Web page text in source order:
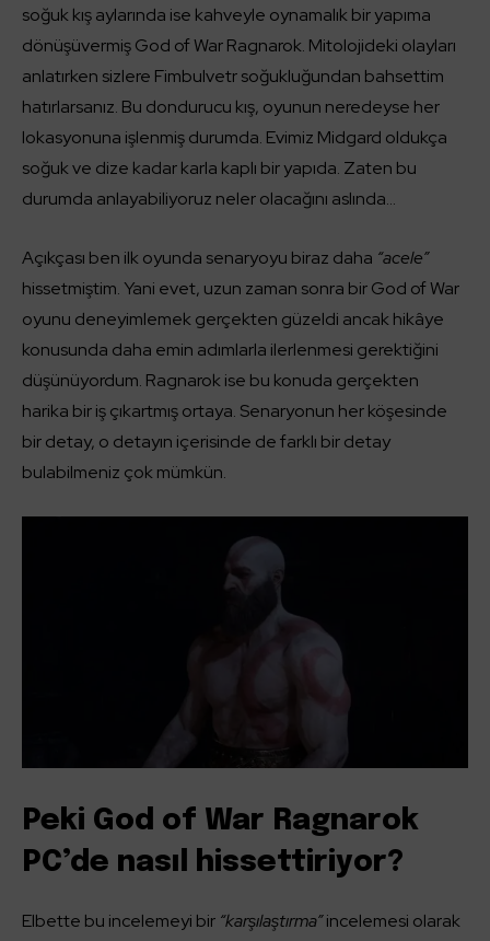
soğuk kış aylarında ise kahveyle oynamalık bir yapıma
dönüşüvermiş God of War Ragnarok. Mitolojideki olayları
anlatırken sizlere Fimbulvetr soğukluğundan bahsettim
hatırlarsanız. Bu dondurucu kış, oyunun neredeyse her
lokasyonuna işlenmiş durumda. Evimiz Midgard oldukça
soğuk ve dize kadar karla kaplı bir yapıda. Zaten bu
durumda anlayabiliyoruz neler olacağını aslında…
Açıkçası ben ilk oyunda senaryoyu biraz daha “acele”
hissetmiştim. Yani evet, uzun zaman sonra bir God of War
oyunu deneyimlemek gerçekten güzeldi ancak hikâye
konusunda daha emin adımlarla ilerlenmesi gerektiğini
düşünüyordum. Ragnarok ise bu konuda gerçekten
harika bir iş çıkartmış ortaya. Senaryonun her köşesinde
bir detay, o detayın içerisinde de farklı bir detay
bulabilmeniz çok mümkün.
Peki God of War Ragnarok
PC’de nasıl hissettiriyor?
Elbette bu incelemeyi bir “karşılaştırma”incelemesi olarak